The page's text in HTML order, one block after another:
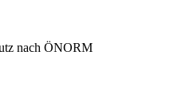
nach ÖNORM